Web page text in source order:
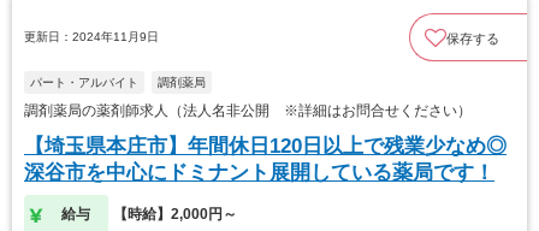
更新日：2024年11月9日 保存する
パート・アルバイト 調剤薬局
調剤薬局の薬剤師求人（法人名非公開 ※詳細はお問合せください）
【埼玉県本庄市】年間休日120日以上で残業少なめ◎
深谷市を中心にドミナント展開している薬局です！
給与 【時給】2,000円～